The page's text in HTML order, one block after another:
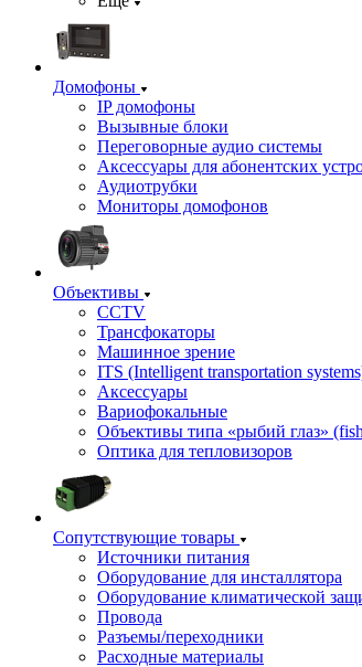
Домофоны
IP домофоны
Вызывные блоки
Переговорные аудио системы
Аксессуары для абонентских
Аудиотрубки
Мониторы домофонов
Объективы
CCTV
Трансфокаторы
Машинное зрение
ITS (Intelligent transportation
Аксессуары
Вариофокальные
Объективы типа «рыбий глаз»
Оптика для тепловизоров
Сопутствующие товары
Источники питания
Оборудование для инсталлятора
Оборудование климатической
Провода
Разъемы/переходники
Расходные материалы